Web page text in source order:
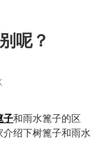
呢？
子和雨水篦子的区
绍下树篦子和雨水